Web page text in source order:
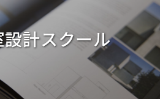
計スクール